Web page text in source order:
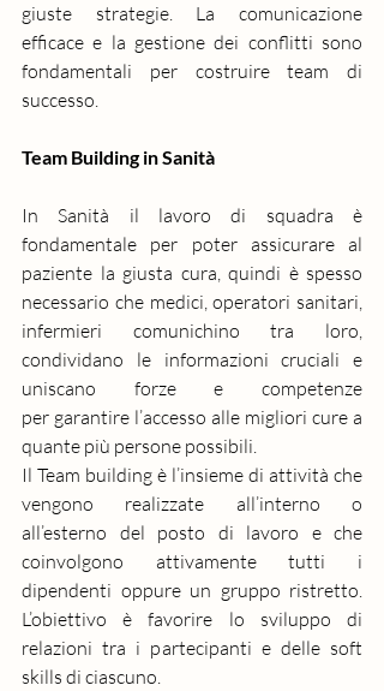
giuste strategie. La comunicazione
efficace e la gestione dei conflitti sono
fondamentali per costruire team di
successo.
Team Building in Sanità
In Sanità il lavoro di squadra è
fondamentale per poter assicurare al
paziente la giusta cura, quindi è spesso
necessario che medici, operatori sanitari,
infermieri comunichino tra loro,
condividano le informazioni cruciali e
uniscano forze e competenze
per garantire l’accesso alle migliori cure a
quante più persone possibili.
Il Team building è l’insieme di attività che
vengono realizzate all’interno o
all’esterno del posto di lavoro e che
coinvolgono attivamente tutti i
dipendenti oppure un gruppo ristretto.
L’obiettivo è favorire lo sviluppo di
relazioni tra i partecipanti e delle soft
skills di ciascuno.